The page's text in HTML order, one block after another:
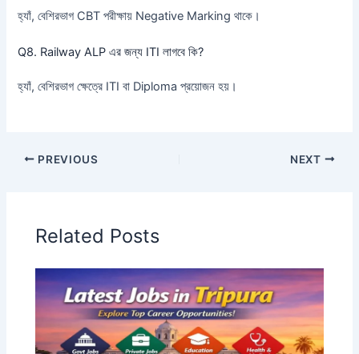
হ্যাঁ, বেশিরভাগ CBT পরীক্ষায় Negative Marking থাকে।
Q8. Railway ALP এর জন্য ITI লাগবে কি?
হ্যাঁ, বেশিরভাগ ক্ষেত্রে ITI বা Diploma প্রয়োজন হয়।
PREVIOUS NEXT
Related Posts